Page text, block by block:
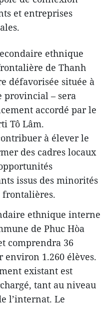
et entreprises
ethnique
de Thanh
défavorisée située à
provincial – sera
accordé par le
Tô Lâm.
à élever le
des cadres locaux
issus des minorités
frontalières.
ethnique interne
de Phuc Hòa
comprendra 36
environ 1.260 élèves.
existant est
tant au niveau
l’internat. Le